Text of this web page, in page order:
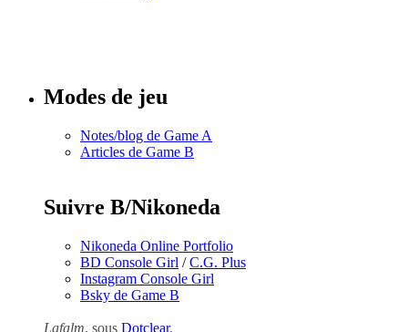
Modes de jeu
Notes/blog de Game A
Articles de Game B
Suivre B/Nikoneda
Nikoneda Online Portfolio
BD Console Girl /C.G. Plus
Instagram Console Girl
Bsky de Game B
Lafalm, sous Dotclear.